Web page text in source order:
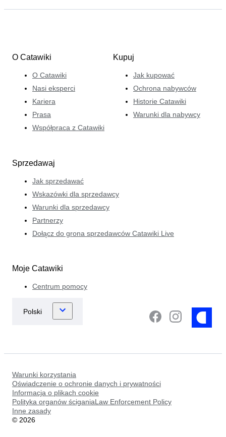
O Catawiki
O Catawiki
Nasi eksperci
Kariera
Prasa
Współpraca z Catawiki
Kupuj
Jak kupować
Ochrona nabywców
Historie Catawiki
Warunki dla nabywcy
Sprzedawaj
Jak sprzedawać
Wskazówki dla sprzedawcy
Warunki dla sprzedawcy
Partnerzy
Dołącz do grona sprzedawców Catawiki Live
Moje Catawiki
Centrum pomocy
Warunki korzystania
Oświadczenie o ochronie danych i prywatności
Informacja o plikach cookie
Polityka organów ściganiaLaw Enforcement Policy
Inne zasady
© 2026